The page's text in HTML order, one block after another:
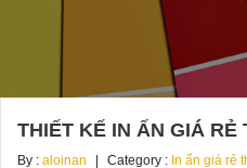
THIẾT KẾ IN ẤN GIÁ RẺ
By : aloinan Category : In ấn giá rẻ